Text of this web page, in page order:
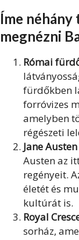
Íme néhány
megnézni
Római
fürdőkben
forróvizes
amelyben
régészeti
Jane
Austen az
regényeit.
életét és
kultúrát is.
Royal
sorház,